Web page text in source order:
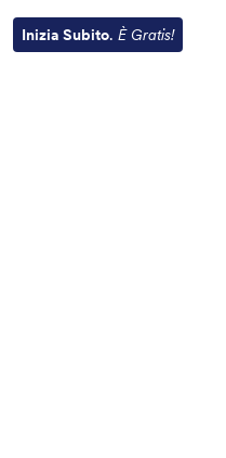
Inizia Subito. È Gratis!